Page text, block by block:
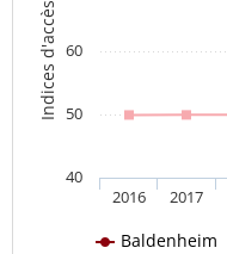
Baldenheim
2016 2017
40
50
60